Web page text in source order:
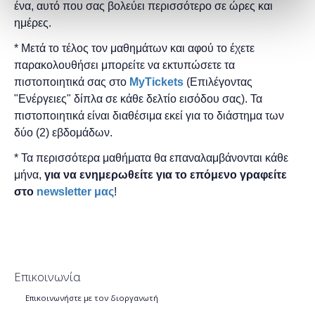
ένα, αυτό που σας βολεύει περισσότερο σε ώρες και
ημέρες.
* Μετά το τέλος τον μαθημάτων και αφού το έχετε
παρακολουθήσει μπορείτε να εκτυπώσετε τα
πιστοποιητικά ​σας στο MyTickets (Επιλέγοντας
"Ενέργειες" δίπλα σε κάθε δελτίο εισόδου σας). Τα
πιστοποιητικά είναι διαθέσιμα εκεί για το διάστημα των
δύο (2) εβδομάδων.
* Τα περισσότερα μαθήματα θα επαναλαμβάνονται κάθε
μήνα, για να ενημερωθείτε για το επόμενο γραφείτε
στο newsletter μας!
Επικοινωνία
Επικοινωνήστε με τον διοργανωτή